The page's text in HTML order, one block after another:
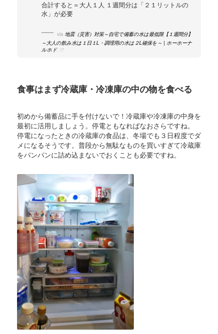
合計すると＝大人１人 １週間分は「２１リットルの
水」が必要
via 地震（災害）対策～自宅で備蓄の水は最低限【１週間分】
～大人の飲み水は１日１L・調理用の水は２L確保を～ | ホーホーナ
ルホド
食事はまず冷蔵庫・冷凍庫の中の物を食べる
初めから備蓄品に手を付けないで！冷蔵庫や冷凍庫の中身を
最初に活用しましょう。停電ともなればなおさらですね。
停電になったときの冷蔵庫の食品は、冬場でも３日程度でダ
メになるそうです。普段から無駄なものを買いすぎて冷蔵庫
をパンパンに詰め込まないでおくことも必要ですね。